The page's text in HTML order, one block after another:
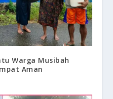
Warga Musibah
Aman